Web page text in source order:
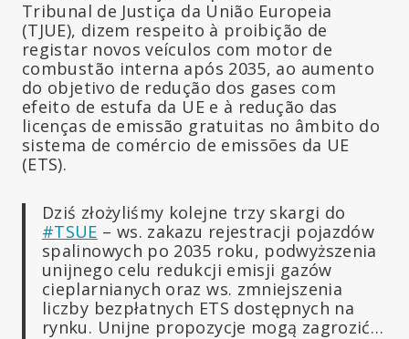
Tribunal de Justiça da União Europeia
(TJUE), dizem respeito à proibição de
registar novos veículos com motor de
combustão interna após 2035, ao aumento
do objetivo de redução dos gases com
efeito de estufa da UE e à redução das
licenças de emissão gratuitas no âmbito do
sistema de comércio de emissões da UE
(ETS).
Dziś złożyliśmy kolejne trzy skargi do
#TSUE – ws. zakazu rejestracji pojazdów
spalinowych po 2035 roku, podwyższenia
unijnego celu redukcji emisji gazów
cieplarnianych oraz ws. zmniejszenia
liczby bezpłatnych ETS dostępnych na
rynku. Unijne propozycje mogą zagrozić…